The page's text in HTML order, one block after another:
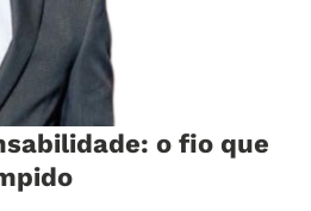
o fio que